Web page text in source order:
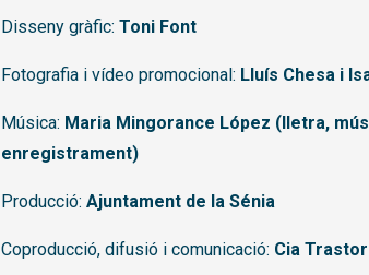
Disseny gràfic: Toni Font
Fotografia i vídeo promocional: Lluís Chesa i
Música: Maria Mingorance López (lletra,
enregistrament)
Producció: Ajuntament de la Sénia
Coproducció, difusió i comunicació: Cia